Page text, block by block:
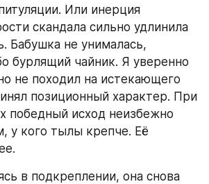
Или инерция
скандала сильно удлинила
Бабушка не унималась,
бурлящий чайник. Я уверенно
не походил на истекающего
позиционный характер. При
победный исход неизбежно
у кого тылы крепче. Её
в подкреплении, она снова